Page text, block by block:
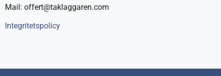
Mail: offert@taklaggaren.com
Integritetspolicy